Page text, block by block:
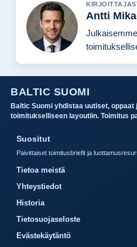
Antti
BALTIC SUOMI
Baltic Suomi yhdistaa uutiset,
toimitukselliseen layoutiin. Toimitus
Suositut
Paivittaiset toimitusbriefit ja
Tietoa meistä
Yhteystiedot
Historia
Tietosuojaseloste
Evästekäytäntö